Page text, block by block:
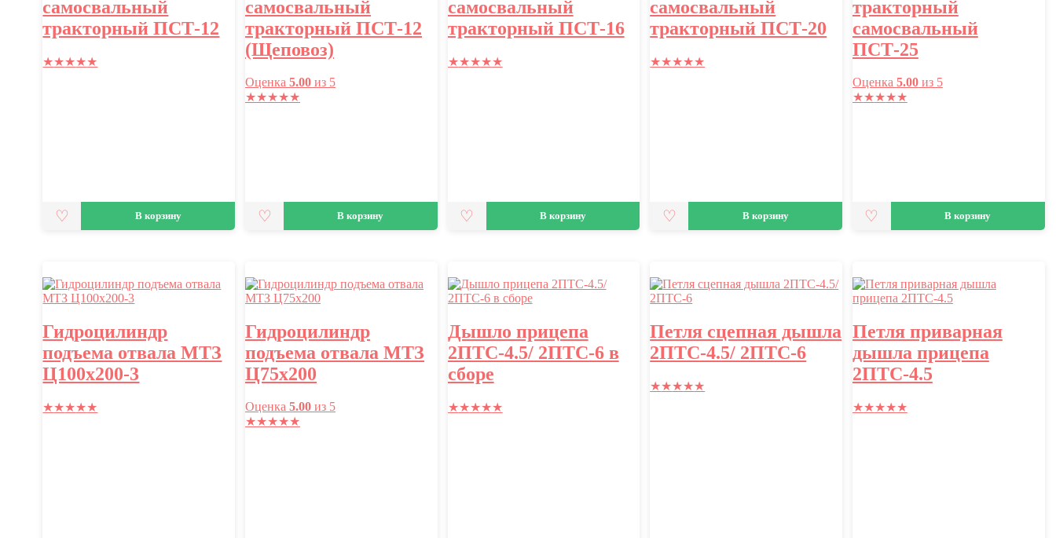
самосвальный
тракторный ПСТ-12
★★★★★
В корзину
самосвальный
тракторный ПСТ-12
(Щеповоз)
Оценка5.00 из 5
★★★★★
В корзину
самосвальный
тракторный ПСТ-16
★★★★★
В корзину
самосвальный
тракторный ПСТ-20
★★★★★
В корзину
тракторный
самосвальный
ПСТ-25
Оценка 5.00из 5
★★★★★
В корзину
Гидроцилиндр
подъема отвала МТЗ
Ц100х200-3
★★★★★
Гидроцилиндр
подъема отвала МТЗ
Ц75х200
Оценка5.00 из 5
★★★★★
Дышло прицепа
2ПТС-4.5/ 2ПТС-6 в
сборе
★★★★★
Петля сцепная дышла
2ПТС-4.5/ 2ПТС-6
★★★★★
Петля приварная
дышла прицепа
2ПТС-4.5
★★★★★